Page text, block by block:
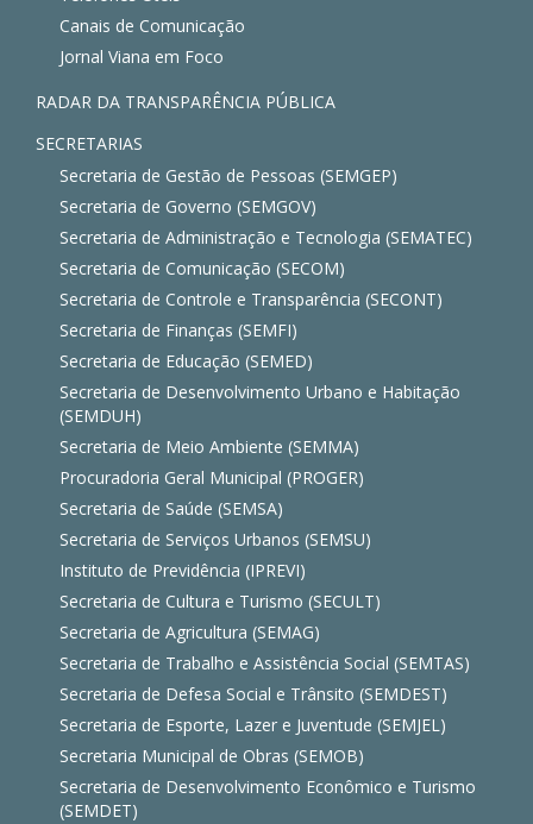
Canais de Comunicação
Jornal Viana em Foco
RADAR DA TRANSPARÊNCIA PÚBLICA
SECRETARIAS
Secretaria de Gestão de Pessoas (SEMGEP)
Secretaria de Governo (SEMGOV)
Secretaria de Administração e Tecnologia (SEMATEC)
Secretaria de Comunicação (SECOM)
Secretaria de Controle e Transparência (SECONT)
Secretaria de Finanças (SEMFI)
Secretaria de Educação (SEMED)
Secretaria de Desenvolvimento Urbano e Habitação
(SEMDUH)
Secretaria de Meio Ambiente (SEMMA)
Procuradoria Geral Municipal (PROGER)
Secretaria de Saúde (SEMSA)
Secretaria de Serviços Urbanos (SEMSU)
Instituto de Previdência (IPREVI)
Secretaria de Cultura e Turismo (SECULT)
Secretaria de Agricultura (SEMAG)
Secretaria de Trabalho e Assistência Social (SEMTAS)
Secretaria de Defesa Social e Trânsito (SEMDEST)
Secretaria de Esporte, Lazer e Juventude (SEMJEL)
Secretaria Municipal de Obras (SEMOB)
Secretaria de Desenvolvimento Econômico e Turismo
(SEMDET)